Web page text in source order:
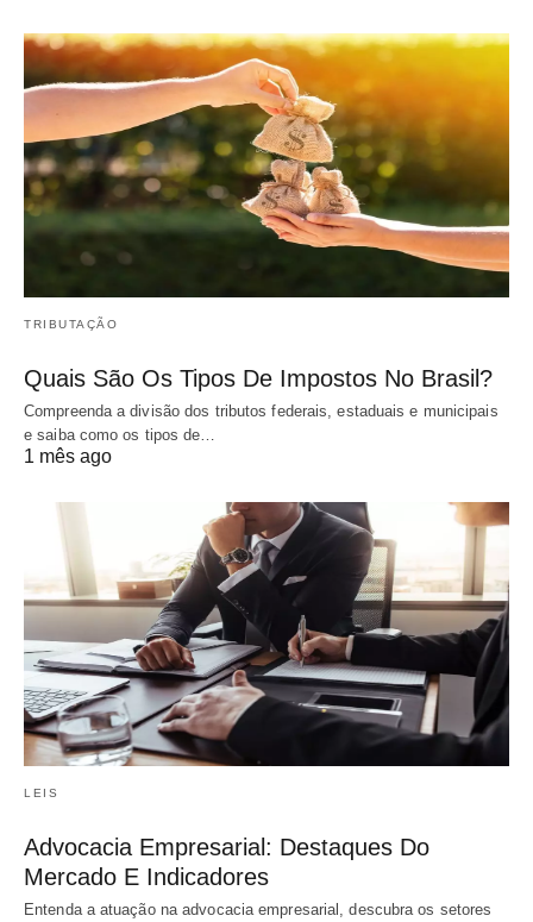
TRIBUTAÇÃO
Quais São Os Tipos De Impostos No Brasil?
Compreenda a divisão dos tributos federais, estaduais e municipais
e saiba como os tipos de…
1 mês ago
LEIS
Advocacia Empresarial: Destaques Do
Mercado E Indicadores
Entenda a atuação na advocacia empresarial, descubra os setores